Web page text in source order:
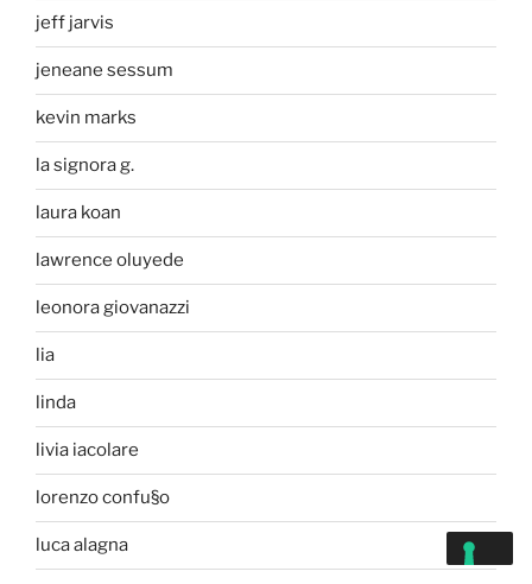
jeff jarvis
jeneane sessum
kevin marks
la signora g.
laura koan
lawrence oluyede
leonora giovanazzi
lia
linda
livia iacolare
lorenzo confu§o
luca alagna